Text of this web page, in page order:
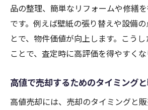
品の整理、簡単なリフォームや修繕
です。例えば壁紙の張り替えや設備
とで、物件価値が向上します。こう
ことで、査定時に高評価を得やすくな
高値で売却するためのタイミング
高値売却には、売却のタイミングと